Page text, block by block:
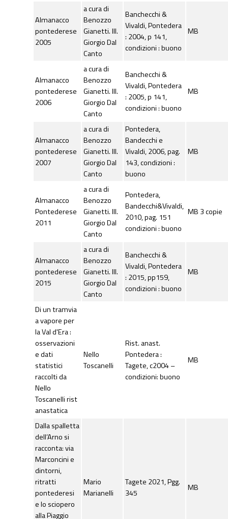
Almanacco
pontederese
2005
a cura di
Benozzo
Gianetti. Ill.
Giorgio Dal
Canto
Banchecchi &
Vivaldi, Pontedera
: 2004, p 141,
condizioni : buono
MB
Almanacco
pontederese
2006
a cura di
Benozzo
Gianetti. Ill.
Giorgio Dal
Canto
Banchecchi &
Vivaldi, Pontedera
: 2005, p 141,
condizioni : buono
MB
Almanacco
pontederese
2007
a cura di
Benozzo
Gianetti. Ill.
Giorgio Dal
Canto
Pontedera,
Bandecchi e
Vivaldi, 2006, pag.
143, condizioni :
buono
MB
Almanacco
Pontederese
2011
a cura di
Benozzo
Gianetti. Ill.
Giorgio Dal
Canto
Pontedera,
Bandecchi&Vivaldi,
2010, pag. 151
condizioni : buono
MB 3 copie
Almanacco
pontederese
2015
a cura di
Benozzo
Gianetti. Ill.
Giorgio Dal
Canto
Banchecchi &
Vivaldi, Pontedera
: 2015, pp159,
condizioni : buono
MB
Di un tramvia
a vapore per
la Val d'Era :
osservazioni
e dati
statistici
raccolti da
Nello
Toscanelli rist
anastatica
Nello
Toscanelli
Rist. anast.
Pontedera :
Tagete, c2004 –
condizioni: buono
MB
Dalla spalletta
dell’Arno si
racconta: via
Marconcini e
dintorni,
ritratti
pontederesi
e lo sciopero
alla Piaggio
Mario
Marianelli
Tagete 2021, Pgg.
345
MB